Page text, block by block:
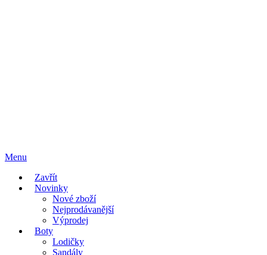
Menu
Zavřít
Novinky
Nové zboží
Nejprodávanější
Výprodej
Boty
Lodičky
Sandály